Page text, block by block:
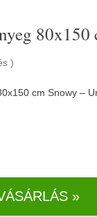
)
cm Snowy –
»